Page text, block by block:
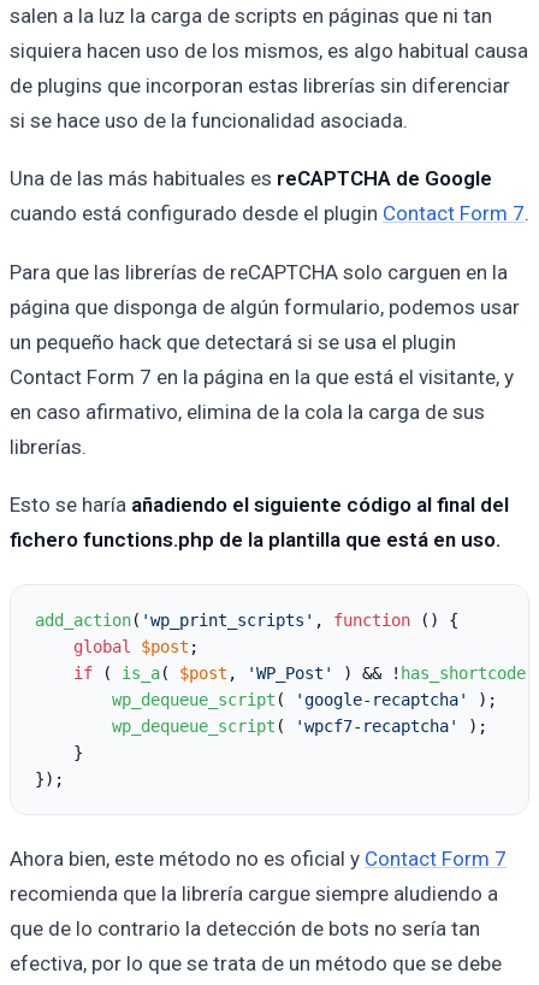
salen a la luz la carga de scripts en páginas que ni tan
siquiera hacen uso de los mismos, es algo habitual causa
de plugins que incorporan estas librerías sin diferenciar
si se hace uso de la funcionalidad asociada.
Una de las más habituales es reCAPTCHA de Google
cuando está configurado desde el plugin Contact Form 7.
Para que las librerías de reCAPTCHA solo carguen en la
página que disponga de algún formulario, podemos usar
un pequeño hack que detectará si se usa el plugin
Contact Form 7 en la página en la que está el visitante, y
en caso afirmativo, elimina de la cola la carga de sus
librerías.
Esto se haría añadiendo el siguiente código al final del
fichero functions.php de la plantilla que está en uso.
add_action( 'wp_print_scripts' , function () {
global
$post ;
if ( is_a( $post , 'WP_Post' ) && ! has_shortcode
wp_dequeue_script ( 'google-recaptcha'
);
wp_dequeue_script ( 'wpcf7-recaptcha'
);
    }
Ahora bien, este método no es oficial y Contact Form 7
recomienda que la librería cargue siempre aludiendo a
que de lo contrario la detección de bots no sería tan
efectiva, por lo que se trata de un método que se debe